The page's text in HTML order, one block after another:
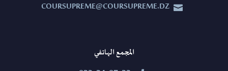


COURSUPREME@COURSUPREME.DZ
المجمع الهاتفي